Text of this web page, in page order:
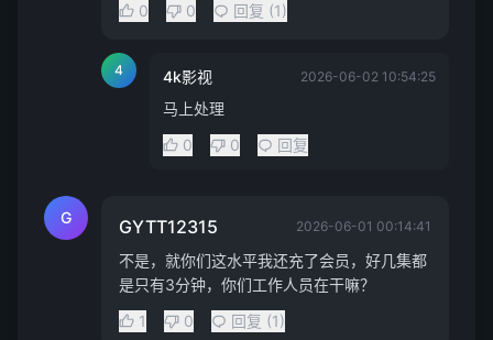
0
0 回复 (1)
4 4k影视 2026-06-02 10:54:25
马上处理
0
0 回复
G GYTT12315 2026-06-01 00:14:41
不是，就你们这水平我还充了会员，好几集都
是只有3分钟，你们工作人员在干嘛？
1
0 回复 (1)